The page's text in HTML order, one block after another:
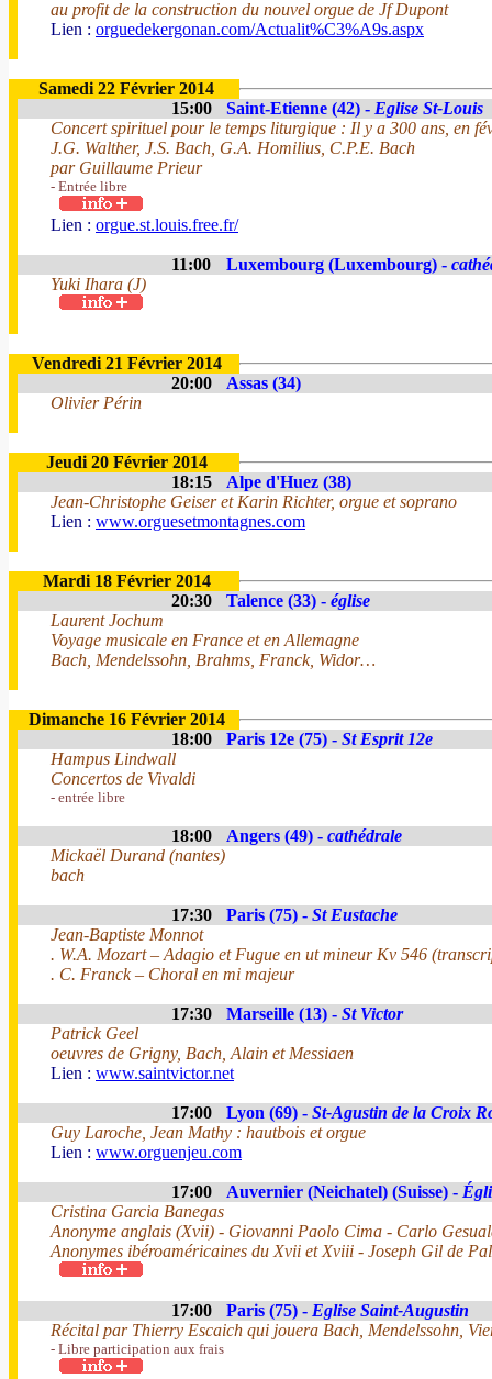
au profit de la construction du nouvel orgue de Jf Dupont
Lien : orguedekergonan.com/Actualit%C3%A9s.aspx
Samedi 22 Février 2014
15:00
Saint-Etienne (42) - Eglise St-Louis
Concert spirituel pour le temps liturgique : Il y a 300 ans, en
J.G. Walther, J.S. Bach, G.A. Homilius, C.P.E. Bach
par Guillaume Prieur
- Entrée libre
Lien : orgue.st.louis.free.fr/
11:00 Luxembourg (Luxembourg) -
Yuki Ihara (J)
Vendredi 21 Février 2014
20:00
Assas (34)
Olivier Périn
Jeudi 20 Février 2014
18:15
Alpe d'Huez (38)
Jean-Christophe Geiser et Karin Richter, orgue et soprano
Lien : www.orguesetmontagnes.com
Mardi 18 Février 2014
20:30
Talence (33) - église
Laurent Jochum
Voyage musicale en France et en Allemagne
Bach, Mendelssohn, Brahms, Franck, Widor…
Dimanche 16 Février 2014
18:00
Paris 12e (75) - St Esprit 12e
Hampus Lindwall
Concertos de Vivaldi
- entrée libre
18:00 Angers (49) - cathédrale
Mickaël Durand (nantes)
bach
17:30 Paris (75) - St Eustache
Jean-Baptiste Monnot
. W.A. Mozart – Adagio et Fugue en ut mineur Kv 546
. C. Franck – Choral en mi majeur
17:30 Marseille (13) - St Victor
Patrick Geel
oeuvres de Grigny, Bach, Alain et Messiaen
Lien : www.saintvictor.net
17:00 Lyon (69) - St-Agustin de la Croix
Guy Laroche, Jean Mathy : hautbois et orgue
Lien : www.orguenjeu.com
17:00 Auvernier (Neichatel) (Suisse) -
Cristina Garcia Banegas
Anonyme anglais (Xvii) - Giovanni Paolo Cima - Carlo
Anonymes ibéroaméricaines du Xvii et Xviii - Joseph Gil de
17:00 Paris (75) - Eglise Saint-Augustin
Récital par Thierry Escaich qui jouera Bach, Mendelssohn,
- Libre participation aux frais